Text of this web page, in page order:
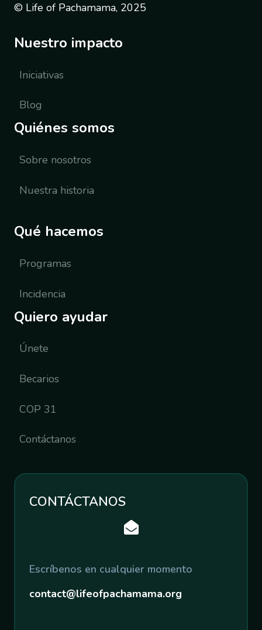
© Life of Pachamama, 2025
Nuestro impacto
Iniciativas
Blog
Quiénes somos
Sobre nosotros
Nuestra historia
Qué hacemos
Programas
Incidencia
Quiero ayudar
Únete
Becarios
COP 31
Contáctanos
CONTÁCTANOS
Escríbenos en cualquier momento
contact@lifeofpachamama.org